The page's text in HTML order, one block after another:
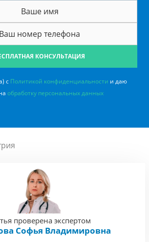
КОНСУЛЬТАЦИЯ
с Политикой конфиденциальности и даю
обработку персональных данных
проверена экспертом
Софья Владимировна